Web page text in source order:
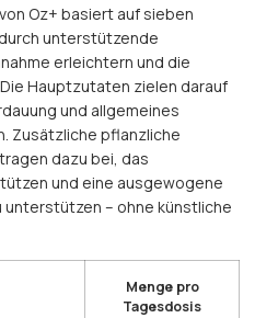
Oz+ basiert auf sieben
unterstützende
erleichtern und die
Hauptzutaten zielen darauf
und allgemeines
Zusätzliche pflanzliche
dazu bei, das
und eine ausgewogene
– ohne künstliche
Menge pro
Tagesdosis